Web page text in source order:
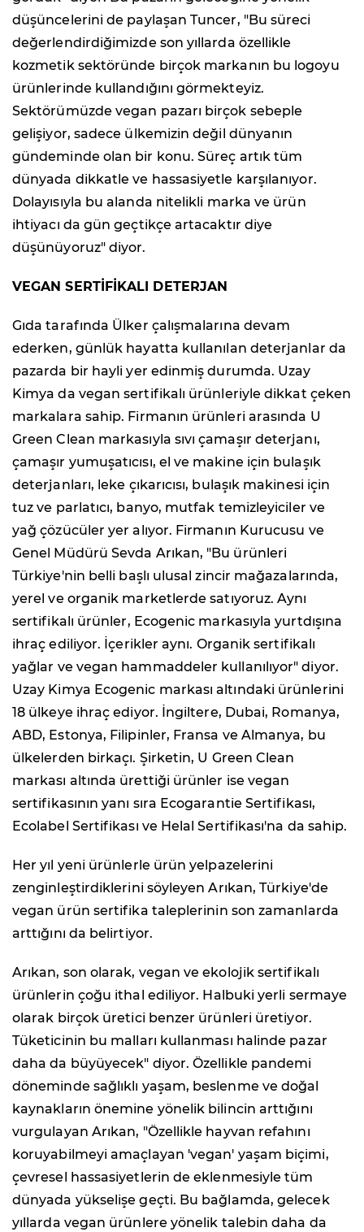
düşüncelerini de paylaşan Tuncer, "Bu süreci
değerlendirdiğimizde son yıllarda özellikle
kozmetik sektöründe birçok markanın bu logoyu
ürünlerinde kullandığını görmekteyiz.
Sektörümüzde vegan pazarı birçok sebeple
gelişiyor, sadece ülkemizin değil dünyanın
gündeminde olan bir konu. Süreç artık tüm
dünyada dikkatle ve hassasiyetle karşılanıyor.
Dolayısıyla bu alanda nitelikli marka ve ürün
ihtiyacı da gün geçtikçe artacaktır diye
düşünüyoruz" diyor.
VEGAN SERTİFİKALI DETERJAN
Gıda tarafında Ülker çalışmalarına devam
ederken, günlük hayatta kullanılan deterjanlar da
pazarda bir hayli yer edinmiş durumda. Uzay
Kimya da vegan sertifikalı ürünleriyle dikkat çeken
markalara sahip. Firmanın ürünleri arasında U
Green Clean markasıyla sıvı çamaşır deterjanı,
çamaşır yumuşatıcısı, el ve makine için bulaşık
deterjanları, leke çıkarıcısı, bulaşık makinesi için
tuz ve parlatıcı, banyo, mutfak temizleyiciler ve
yağ çözücüler yer alıyor. Firmanın Kurucusu ve
Genel Müdürü Sevda Arıkan, "Bu ürünleri
Türkiye'nin belli başlı ulusal zincir mağazalarında,
yerel ve organik marketlerde satıyoruz. Aynı
sertifikalı ürünler, Ecogenic markasıyla yurtdışına
ihraç ediliyor. İçerikler aynı. Organik sertifikalı
yağlar ve vegan hammaddeler kullanılıyor" diyor.
Uzay Kimya Ecogenic markası altındaki ürünlerini
18 ülkeye ihraç ediyor. İngiltere, Dubai, Romanya,
ABD, Estonya, Filipinler, Fransa ve Almanya, bu
ülkelerden birkaçı. Şirketin, U Green Clean
markası altında ürettiği ürünler ise vegan
sertifikasının yanı sıra Ecogarantie Sertifikası,
Ecolabel Sertifikası ve Helal Sertifikası'na da sahip.
Her yıl yeni ürünlerle ürün yelpazelerini
zenginleştirdiklerini söyleyen Arıkan, Türkiye'de
vegan ürün sertifika taleplerinin son zamanlarda
arttığını da belirtiyor.
Arıkan, son olarak, vegan ve ekolojik sertifikalı
ürünlerin çoğu ithal ediliyor. Halbuki yerli sermaye
olarak birçok üretici benzer ürünleri üretiyor.
Tüketicinin bu malları kullanması halinde pazar
daha da büyüyecek" diyor. Özellikle pandemi
döneminde sağlıklı yaşam, beslenme ve doğal
kaynakların önemine yönelik bilincin arttığını
vurgulayan Arıkan, "Özellikle hayvan refahını
koruyabilmeyi amaçlayan 'vegan' yaşam biçimi,
çevresel hassasiyetlerin de eklenmesiyle tüm
dünyada yükselişe geçti. Bu bağlamda, gelecek
yıllarda vegan ürünlere yönelik talebin daha da